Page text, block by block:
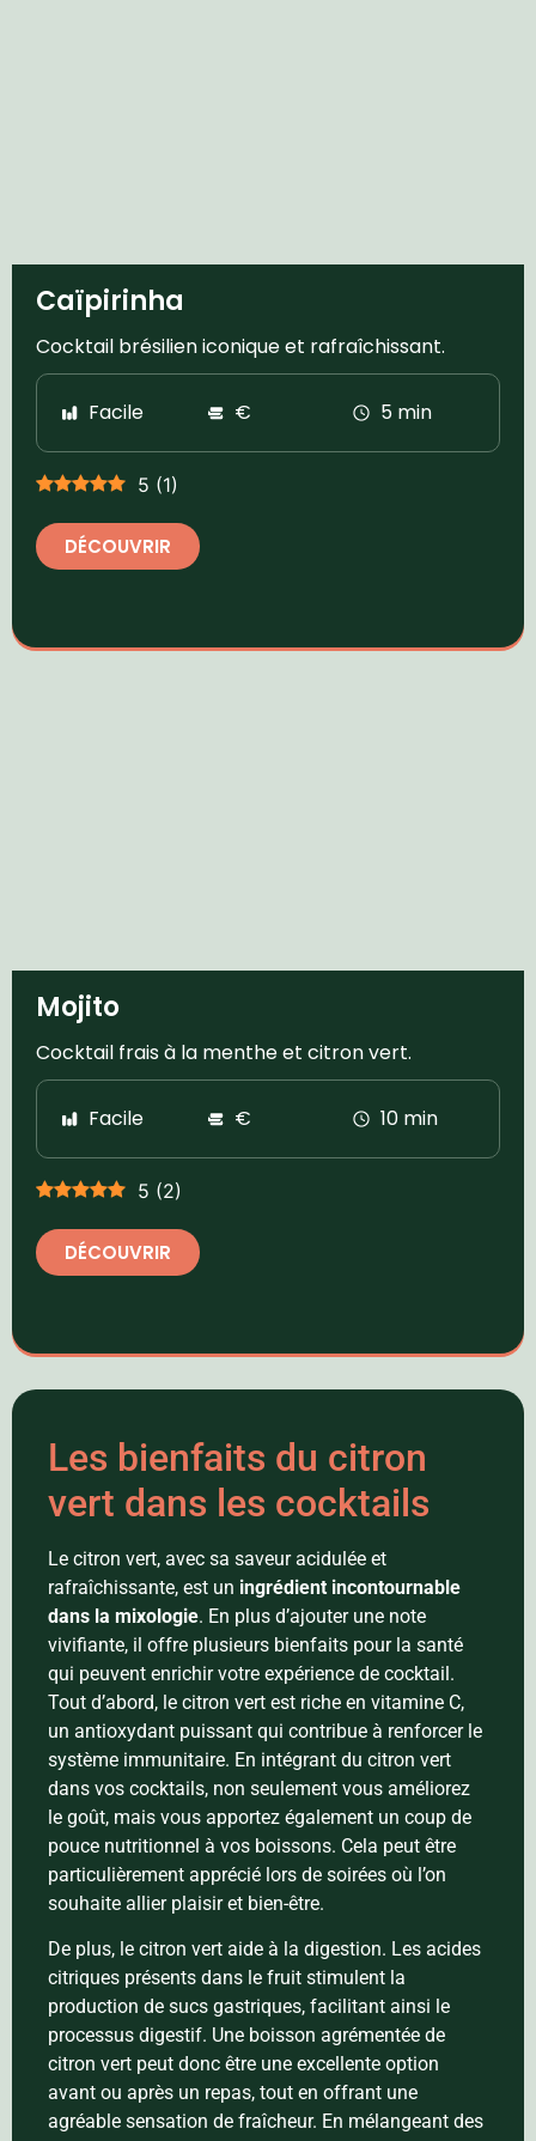
Caïpirinha
Cocktail brésilien iconique et rafraîchissant.
Facile € 5 min
5 (1)
DÉCOUVRIR
Mojito
Cocktail frais à la menthe et citron vert.
Facile € 10 min
5 (2)
DÉCOUVRIR
Les bienfaits du citron
vert dans les cocktails
Le citron vert, avec sa saveur acidulée et
rafraîchissante, est un ingrédient incontournable
dans la mixologie. En plus d’ajouter une note
vivifiante, il offre plusieurs bienfaits pour la santé
qui peuvent enrichir votre expérience de cocktail.
Tout d’abord, le citron vert est riche en vitamine C,
un antioxydant puissant qui contribue à renforcer le
système immunitaire. En intégrant du citron vert
dans vos cocktails, non seulement vous améliorez
le goût, mais vous apportez également un coup de
pouce nutritionnel à vos boissons. Cela peut être
particulièrement apprécié lors de soirées où l’on
souhaite allier plaisir et bien-être.
De plus, le citron vert aide à la digestion. Les acides
citriques présents dans le fruit stimulent la
production de sucs gastriques, facilitant ainsi le
processus digestif. Une boisson agrémentée de
citron vert peut donc être une excellente option
avant ou après un repas, tout en offrant une
agréable sensation de fraîcheur. En mélangeant des